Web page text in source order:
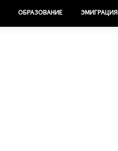
ОБРАЗОВАНИЕ ЭМИГРАЦИЯ